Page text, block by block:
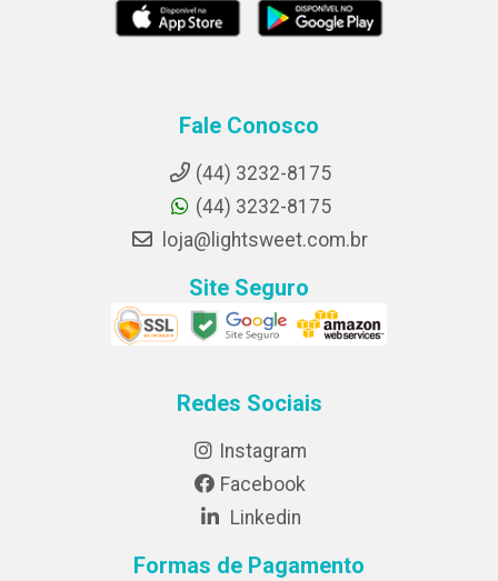
Fale Conosco
(44) 3232-8175
(44) 3232-8175
loja@lightsweet.com.br
Site Seguro
Redes Sociais
Instagram
Facebook
Linkedin
Formas de Pagamento